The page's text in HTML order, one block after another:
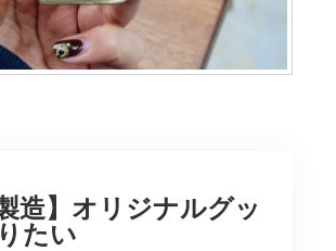
造】オリジナルグッ
たい